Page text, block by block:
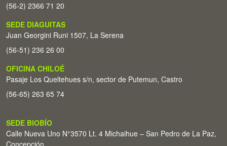
(56-2) 2366 71 20
SEDE DIAGUITAS
Juan Georgini Runi 1507, La Serena
(56-51) 236 26 00
OFICINA CHILOÉ
Pasaje Los Queltehues s/n, sector de Putemun, Castro
(56-65) 263 65 74
SEDE BIOBÍO
Calle Nueva Uno N°3570 Lt. 4 Michaihue – San Pedro de La Paz,
Concepción